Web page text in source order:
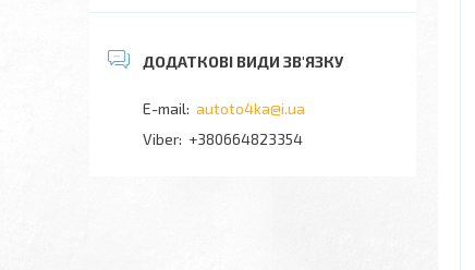
autoto4ka@i.ua
+380664823354